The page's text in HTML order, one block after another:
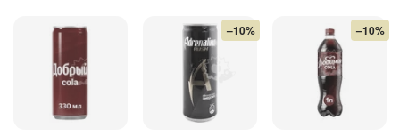
–10% –10%